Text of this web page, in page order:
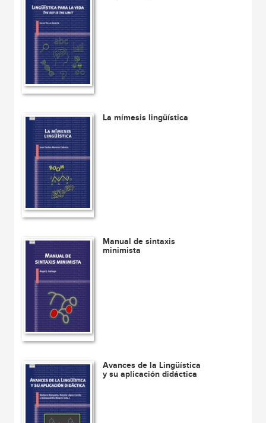
La mímesis lingüística
Manual de sintaxis
minimista
Avances de la Lingüística
y su aplicación didáctica